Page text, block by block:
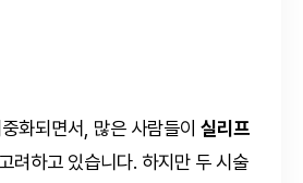
화되면서, 많은 사람들이 실리프
려하고 있습니다. 하지만 두 시술